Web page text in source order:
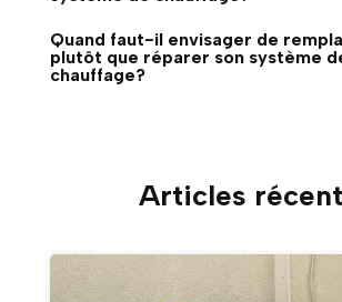
Quand faut-il envisager de
plutôt que réparer son système
chauffage?
Articles